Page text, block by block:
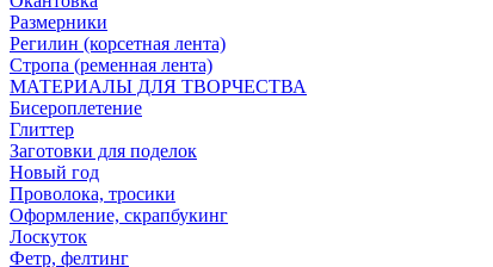
Размерники
Регилин (корсетная лента)
Стропа (ременная лента)
МАТЕРИАЛЫ ДЛЯ ТВОРЧЕСТВА
Бисероплетение
Глиттер
Заготовки для поделок
Новый год
Проволока, тросики
Оформление, скрапбукинг
Лоскуток
Фетр, фелтинг